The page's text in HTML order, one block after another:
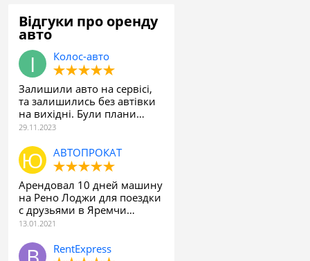
Відгуки про оренду
авто
Колос-авто
Залишили авто на сервісі,
та залишились без автівки
на вихідні. Були плани…
АВТОПРОКАТ
Арендовал 10 дней машину
на Рено Лоджи для поездки
с друзьями в Яремчи…
RentExpress